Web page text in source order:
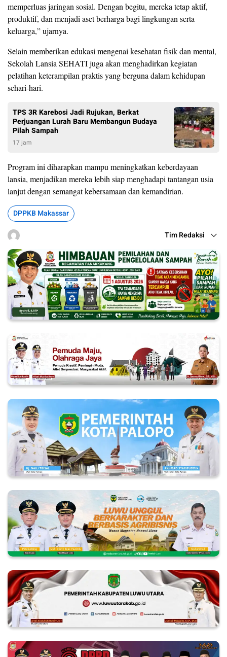
memperluas jaringan sosial. Dengan begitu, mereka tetap aktif,
produktif, dan menjadi aset berharga bagi lingkungan serta
keluarga,” ujarnya.
Selain memberikan edukasi mengenai kesehatan fisik dan mental,
Sekolah Lansia SEHATI juga akan menghadirkan kegiatan
pelatihan keterampilan praktis yang berguna dalam kehidupan
sehari-hari.
TPS 3R Karebosi Jadi Rujukan, Berkat
Perjuangan Lurah Baru Membangun Budaya
Pilah Sampah
17 jam
Program ini diharapkan mampu meningkatkan keberdayaan
lansia, menjadikan mereka lebih siap menghadapi tantangan usia
lanjut dengan semangat kebersamaan dan kemandirian.
DPPKB Makassar
Tim Redaksi